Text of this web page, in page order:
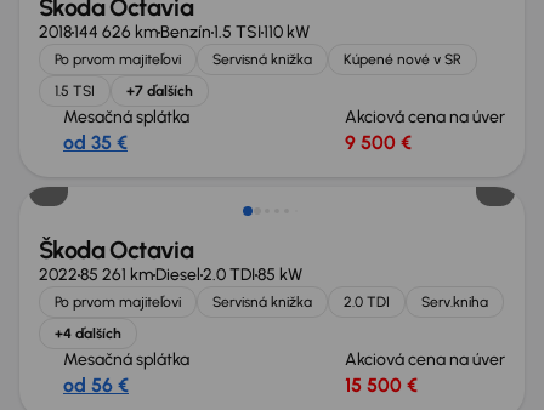
Škoda Octavia
2018144 626 kmBenzín1.5 TSI110 kW
Po prvom majiteľovi Servisná knižka
Kúpené nové v SR
1.5 TSI
+7 ďalších
Mesačná splátka
od 35 €
Akciová cena na úver
9 500 €
Možnosť odpočtu DPH
Škoda Octavia
202285 261 kmDiesel2.0 TDI85 kW
Po prvom majiteľovi Servisná knižka 2.0 TDI
Serv.kniha
+4 ďalších
Mesačná splátka
od 56 €
Akciová cena na úver
15 500 €
Zlacnené o 700 €